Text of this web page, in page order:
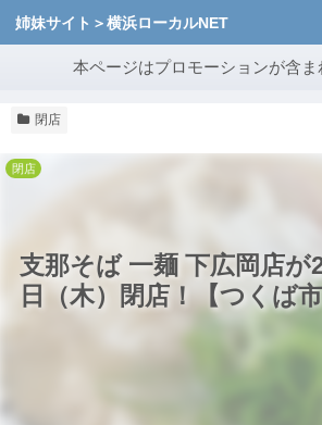
姉妹サイト＞横浜ローカルNET
本ページはプロモーションが含ま
閉店
支那そば 一麺 下広岡店が
日（木）閉店！【つくば市
閉店